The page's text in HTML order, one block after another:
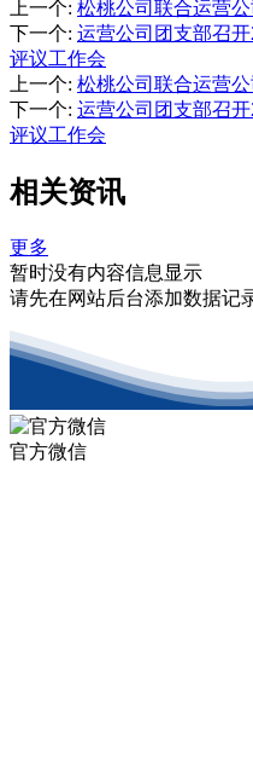
上一个: 松桃公司联合运营
下一个: 运营公司团支部召
评议工作会
上一个: 松桃公司联合运营
下一个: 运营公司团支部召
评议工作会
相关资讯
更多
暂时没有内容信息显示
请先在网站后台添加数据记
官方微信